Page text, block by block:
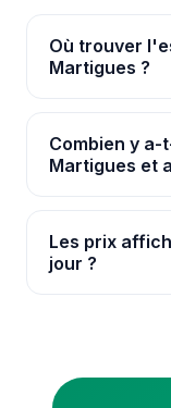
Où trouver
Martigues ?
géolocalise à
prix réel, avec
Combien y
Martigues et
environs
continu pour
Les prix
jour ?
carte